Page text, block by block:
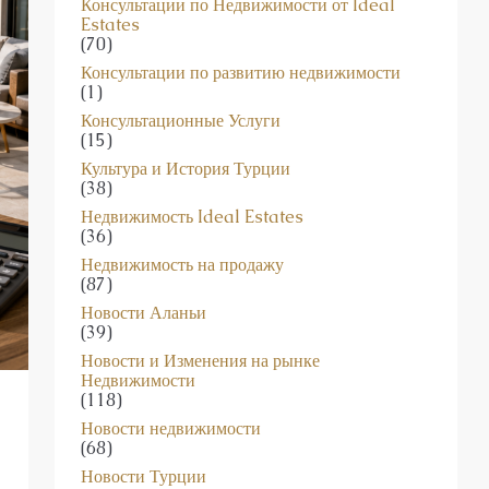
Estates
(70)
Консультации по развитию недвижимости
(1)
Консультационные Услуги
(15)
Культура и История Турции
(38)
Недвижимость Ideal Estates
(36)
Недвижимость на продажу
(87)
Новости Аланьи
(39)
Новости и Изменения на рынке
Недвижимости
(118)
Новости недвижимости
(68)
Новости Турции